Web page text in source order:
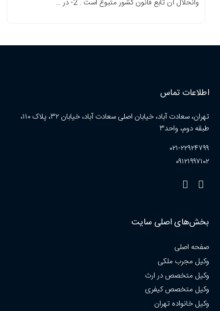
وانحلال آن تابع قانون کشور متبوع است . 2- در …
اطلاعات تماس
تهران، سعادت آباد، خیابان اصلی سعادت آباد، خیابان ۳۲، پلاک ۱۱۰،
طبقه دوم، واحد۳
۰۲۱-۲۲۹۲۴۷۹۹
۰۹۱۲۱۹۹۷۱۰۲
بخش‌های اصلی سایت
صفحه اصلی
وکیل مجرب ملکی
وکیل متخصص در ارث
وکیل متخصص کیفری
وکیل خانواده تهران